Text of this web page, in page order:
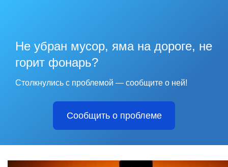
Не убран мусор, яма на дороге, не
горит фонарь?
Столкнулись с проблемой — сообщите о ней!
Сообщить о проблеме